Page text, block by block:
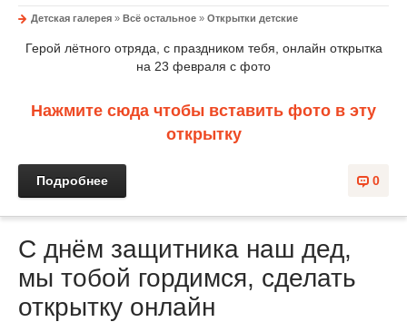
Детская галерея » Всё остальное » Открытки детские
Герой лётного отряда, с праздником тебя, онлайн открытка
на 23 февраля с фото
Нажмите сюда чтобы вставить фото в эту
открытку
0
Подробнее
С днём защитника наш дед,
мы тобой гордимся, сделать
открытку онлайн